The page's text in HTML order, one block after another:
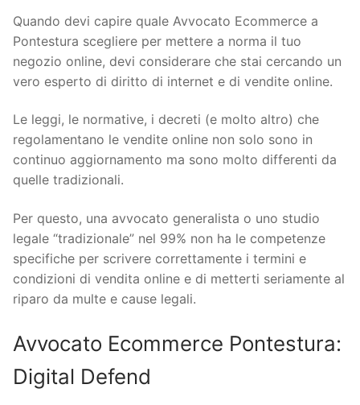
Quando devi capire quale Avvocato Ecommerce a
Pontestura scegliere per mettere a norma il tuo
negozio online, devi considerare che stai cercando un
vero esperto di diritto di internet e di vendite online.
Le leggi, le normative, i decreti (e molto altro) che
regolamentano le vendite online non solo sono in
continuo aggiornamento ma sono molto differenti da
quelle tradizionali.
Per questo, una avvocato generalista o uno studio
legale “tradizionale” nel 99% non ha le competenze
specifiche per scrivere correttamente i termini e
condizioni di vendita online e di metterti seriamente al
riparo da multe e cause legali.
Avvocato Ecommerce Pontestura:
Digital Defend